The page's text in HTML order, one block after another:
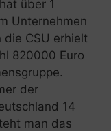
über 1
Unternehmen
die CSU erhielt
820000 Euro
der
14
man das